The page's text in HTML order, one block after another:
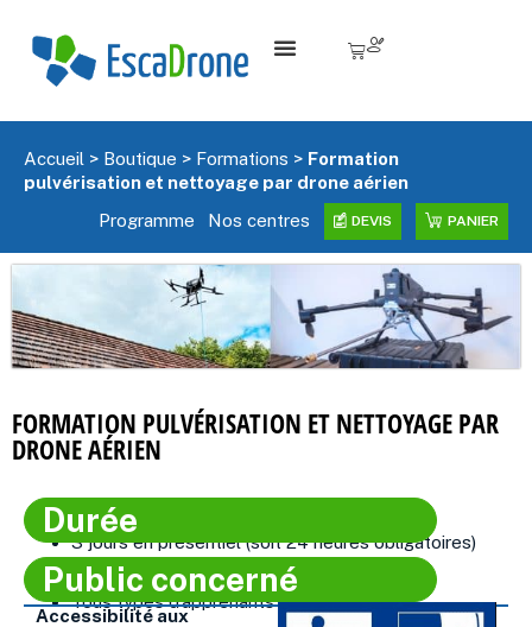
Accueil > Boutique > Formations > Formation
pulvérisation et nettoyage par drone aérien
Programme
Nos centres DEVIS PANIER
FORMATION PULVÉRISATION ET NETTOYAGE PAR
DRONE AÉRIEN
Durée
3 jours en présentiel (soit 24 heures obligatoires)
Public concerné​
Tous types d’apprenants
Accessibilité aux